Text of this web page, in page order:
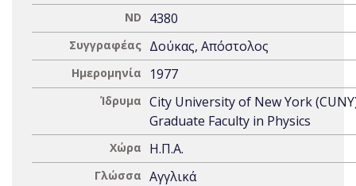
ND 4380
Συγγραφέας Δούκας, Απόστολος
Ημερομηνία 1977
Ίδρυμα City University of New York
Graduate Faculty in Physics
Χώρα Η.Π.Α.
Γλώσσα Αγγλικά